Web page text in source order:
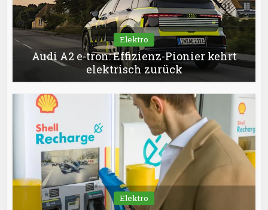
Elektro
Audi A2 e-tron: Effizienz-Pionier kehrt
elektrisch zurück
Elektro